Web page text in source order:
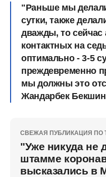
"Раньше мы делали
сутки, также
дважды, то сейчас
контактных на
оптимально - 3-5
преждевременно
мы должны это
Жандарбек
СВЕЖАЯ ПУБЛИКАЦИЯ ПО
"Уже никуда не
штамме
высказались в